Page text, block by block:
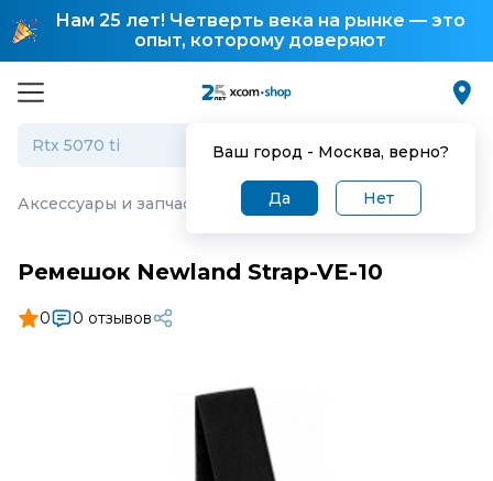
Нам 25 лет! Четверть века на рынке — это
опыт, которому доверяют
Ваш город - Москва, верно?
Да Нет
Аксессуары и запчасти для торгового оборудования
Ремешок Newland Strap-VE-10
0 0 отзывов